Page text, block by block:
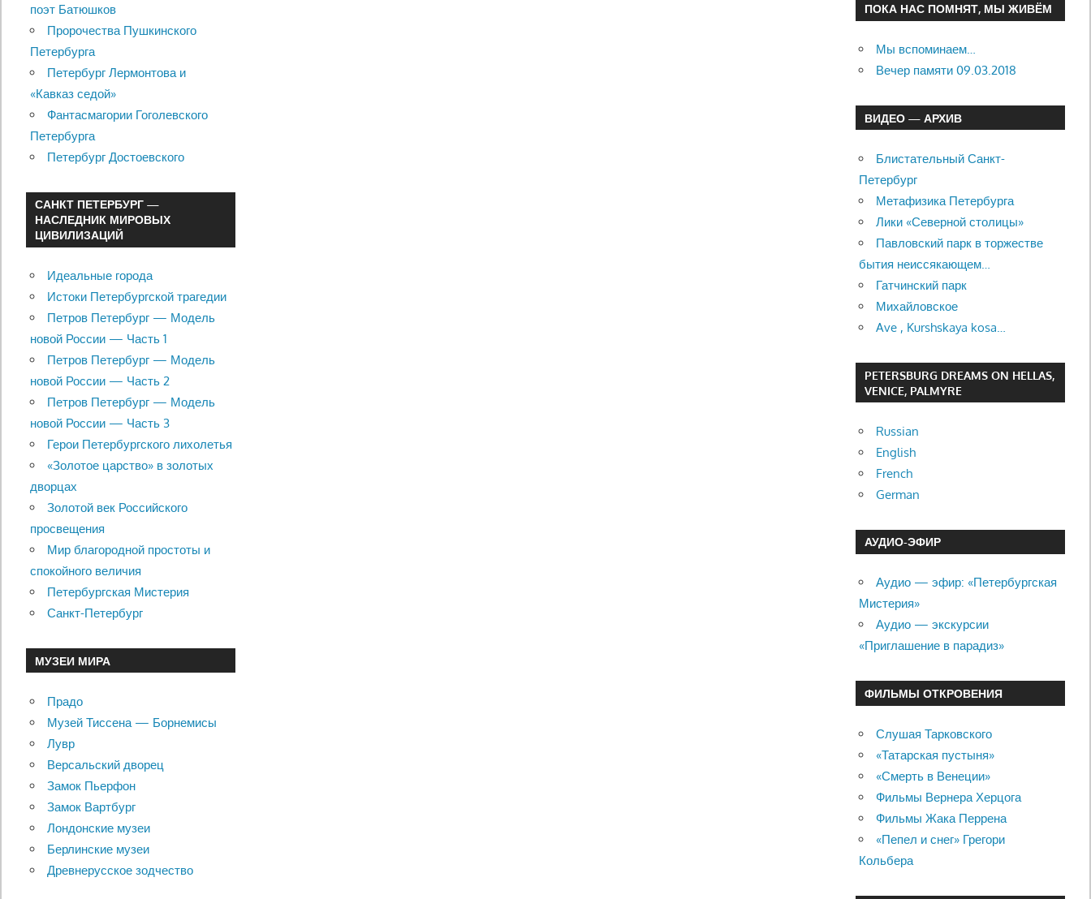
поэт Батюшков
Пророчества Пушкинского
Петербурга
Петербург Лермонтова и
«Кавказ седой»
Фантасмагории Гоголевского
Петербурга
Петербург Достоевского
САНКТ ПЕТЕРБУРГ —
НАСЛЕДНИК МИРОВЫХ
ЦИВИЛИЗАЦИЙ
Идеальные города
Истоки Петербургской трагедии
Петров Петербург — Модель
новой России — Часть 1
Петров Петербург — Модель
новой России — Часть 2
Петров Петербург — Модель
новой России — Часть 3
Герои Петербургского лихолетья
«Золотое царство» в золотых
дворцах
Золотой век Российского
просвещения
Мир благородной простоты и
спокойного величия
Петербургская Мистерия
Санкт-Петербург
МУЗЕИ МИРА
Прадо
Музей Тиссена — Борнемисы
Лувр
Версальский дворец
Замок Пьерфон
Замок Вартбург
Лондонские музеи
Берлинские музеи
Древнерусское зодчество
ПОКА НАС ПОМНЯТ, МЫ ЖИВЁМ
Мы вспоминаем…
Вечер памяти 09.03.2018
ВИДЕО — АРХИВ
Блистательный Санкт-
Петербург
Метафизика Петербурга
Лики «Северной столицы»
Павловский парк в торжестве
бытия неиссякающем…
Гатчинский парк
Михайловское
Ave , Kurshskaya kosa…
PETERSBURG DREAMS ON HELLAS,
VENICE, PALMYRE
Russian
English
French
German
АУДИО-ЭФИР
Аудио — эфир: «Петербургская
Мистерия»
Аудио — экскурсии
«Приглашение в парадиз»
ФИЛЬМЫ ОТКРОВЕНИЯ
Слушая Тарковского
«Татарская пустыня»
«Смерть в Венеции»
Фильмы Вернера Херцога
Фильмы Жака Перрена
«Пепел и снег» Грегори
Кольбера